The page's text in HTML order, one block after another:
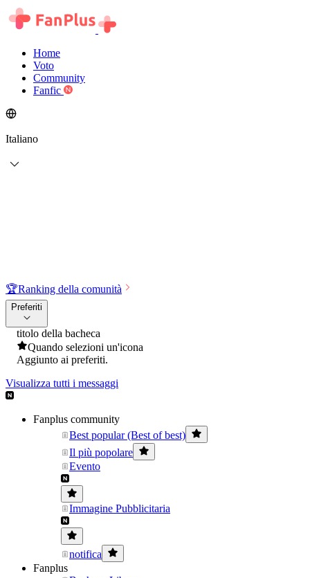
Home
Voto
Community
Fanfic
Italiano
🏆Ranking della comunità
Preferiti
titolo della bacheca
Quando selezioni un'icona
Aggiunto ai preferiti.
Visualizza tutti i messaggi
Fanplus community
Best popular (Best of best)
Il più popolare
Evento
Immagine Pubblicitaria
notifica
Fanplus